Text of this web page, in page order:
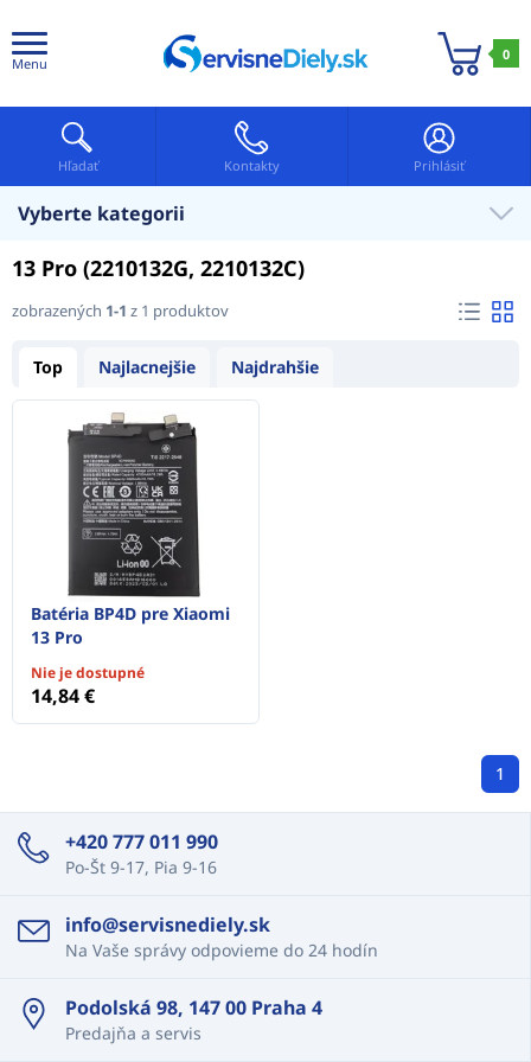
Menu
0
Hľadať Kontakty Prihlásiť
Vyberte kategorii
13 Pro (2210132G, 2210132C)
zobrazených 1-1 z 1 produktov
Top Najlacnejšie Najdrahšie
Batéria BP4D pre Xiaomi
13 Pro
Nie je dostupné
14,84 €
1
+420 777 011 990
Po-Št 9-17, Pia 9-16
info@servisnediely.sk
Na Vaše správy odpovieme do 24 hodín
Podolská 98, 147 00 Praha 4
Predajňa a servis